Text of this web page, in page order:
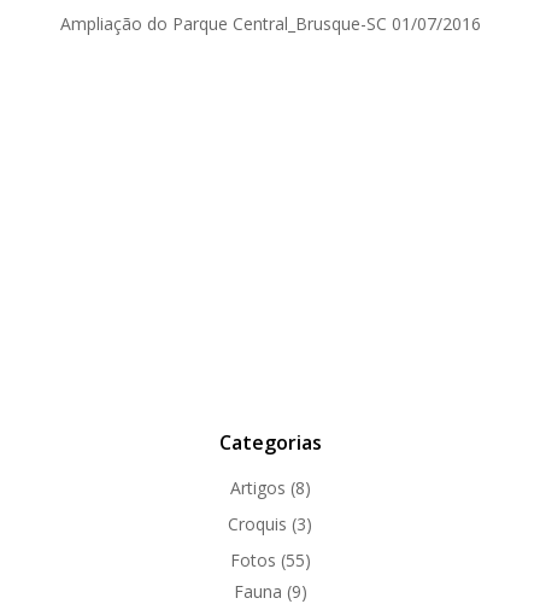
Ampliação do Parque Central_Brusque-SC 01/07/2016
Categorias
Artigos (8)
Croquis (3)
Fotos (55)
Fauna (9)